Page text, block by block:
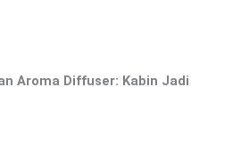
Aroma Diffuser: Kabin Jadi